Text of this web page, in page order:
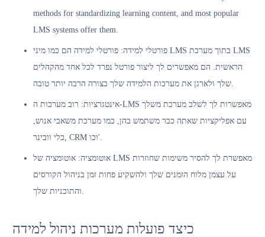
methods for standardizing learning content, and most popular
LMS systems offer them.
פורטלי למידה: פורטלי למידה הם כמו מיני LMS בתוך מערכת LMS
הראשית. הם מאפשרים לך ליצור פורטל נפרד לכל אחד מהקהלים
שלך ולארגן את מערכות הלמידה שלך בצורה הרבה יותר טובה.
אינטגרציות: רוב מערכות ה-LMS מאפשרות לך לשלב מערכת משלך
עם אפליקציות שאתה כבר משתמש בהן, כמו מערכת משאבי אנוש,
כלי וובינר, CRM וכו'.
אוטומציה: אוטומציה של LMS מאפשרת לך להסיר משימות שחוזרות
על עצמן מלוח הזמנים שלך ולהשקיע פחות זמן בניהול הקורסים
והתוכניות שלך.
כיצד פועלות מערכות ניהול למידה